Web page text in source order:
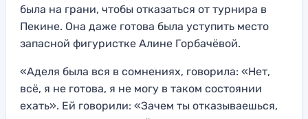
была на грани, чтобы отказаться от турнира в
Пекине. Она даже готова была уступить место
запасной фигуристке Алине Горбачёвой.
«Аделя была вся в сомнениях, говорила: «Нет,
всё, я не готова, я не могу в таком состоянии
ехать». Ей говорили: «Зачем ты отказываешься,